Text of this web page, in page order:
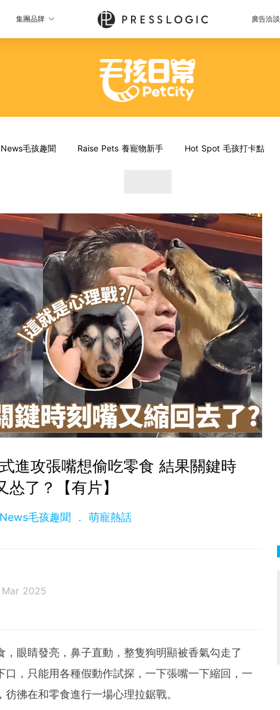
集團品牌 廣告洽談
毛孩趣聞 Raise Pets 養寵物新手 Hot Spot 毛孩打卡點
進攻張嘴想偷吃零食 結果關鍵時
怂了？【有片】
毛孩趣聞 萌寵熱話
Mar 2025
眼睛發亮，鼻子直動，整隻狗明顯被香氣勾走了
，只能用各種假動作試探，一下張嘴一下縮回，一
彿在和零食進行一場心理拉鋸戰。